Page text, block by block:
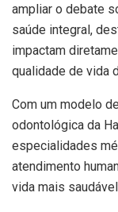
ampliar o debate
saúde integral,
impactam
qualidade de vida
Com um modelo
odontológica da
especialidades
atendimento
vida mais